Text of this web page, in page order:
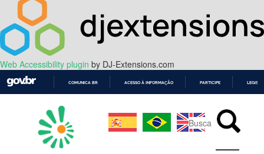
Web Accessibility plugin by DJ-Extensions.com
CONTEÚDO
COMUNICA BR ACESSO À INFORMAÇÃO PARTICIPE